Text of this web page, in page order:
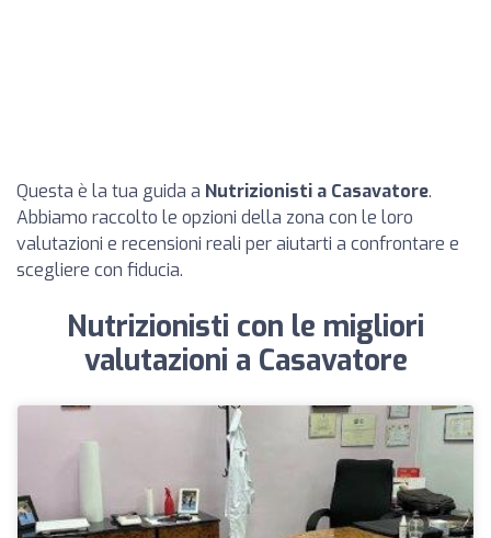
Questa è la tua guida a Nutrizionisti a Casavatore.
Abbiamo raccolto le opzioni della zona con le loro
valutazioni e recensioni reali per aiutarti a confrontare e
scegliere con fiducia.
Nutrizionisti con le migliori
valutazioni a Casavatore